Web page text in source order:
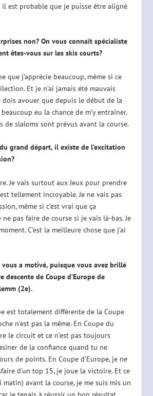
il est probable que je puisse être aligné
non? On vous connaît spécialiste
êtes-vous sur les skis courts?
que j’apprécie beaucoup, même si ce
Et je n’ai jamais été mauvais
dois avouer que depuis le début de la
eu la chance de m’y entraîner.
de slaloms sont prévus avant la course.
grand départ, il existe de l’excitation
Je vais surtout aux Jeux pour prendre
tellement incroyable. Je ne vais pas
même si c’est vrai que ça
ne pas faire de course si je vais là-bas. Je
C’est la meilleure chose que j’ai
a motivé, puisque vous avez brillé
descente de Coupe d’Europe de
(2e).
est totalement différente de la Coupe
n’est pas la même. En Coupe du
le circuit et ce n’est pas toujours
de la confiance quand tu ne
de points. En Coupe d’Europe, je ne
d’un top 15, je joue la victoire. Et ce
avant la course, je me suis mis un